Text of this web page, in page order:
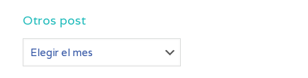
Otros post
post